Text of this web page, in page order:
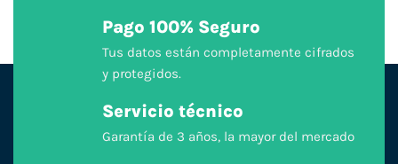
Pago 100% Seguro
Tus datos están completamente cifrados
y protegidos.
Servicio técnico
Garantía de 3 años, la mayor del mercado